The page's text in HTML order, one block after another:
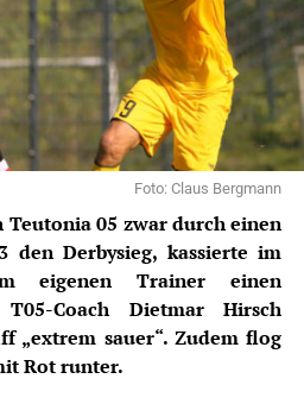
Foto: Claus Bergmann
Teutonia 05 zwar durch einen
den Derbysieg, kassierte im
eigenen Trainer einen
Coach Dietmar Hirsch
„extrem sauer“. Zudem flog
Rot runter.